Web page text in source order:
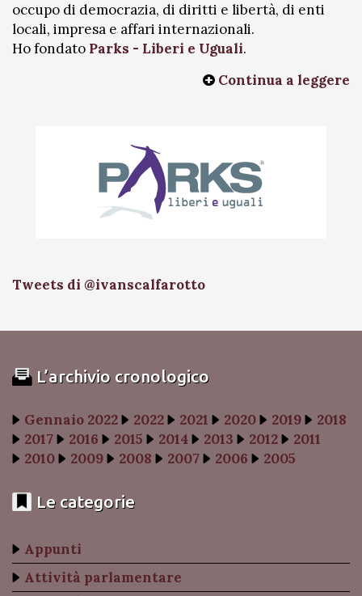
occupo di democrazia, di diritti e libertà, di enti
locali, impresa e affari internazionali.
Ho fondato Parks - Liberi e Uguali.
Continua a leggere
Tweets di @ivanscalfarotto
L’archivio cronologico
Gennaio 2022 2022 2021 2020 2019
2018
2017
2016 2015 2014 2013 2012
2011
2010
2009 2008 2007 2006 2005
Le categorie
Appunti
Attività parlamentare